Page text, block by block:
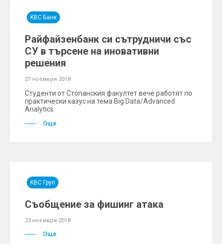
KBC Банк
Райфайзенбанк си сътрудничи със
СУ в търсене на иновативни
решения
27 ноември 2018
Студенти от Стопанския факултет вече работят по
практически казус на тема Big Data/Advanced
Analytics.
Още
KBC Груп
Съобщение за фишинг атака
23 ноември 2018
Още